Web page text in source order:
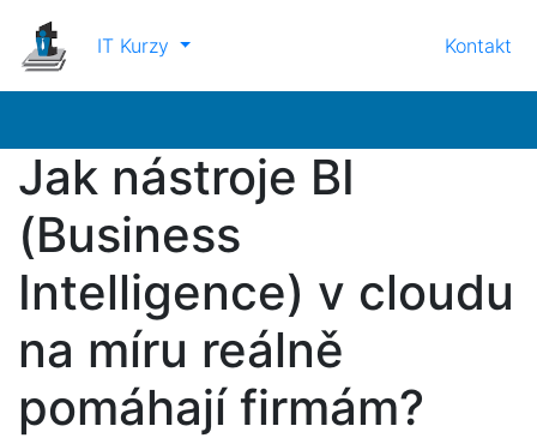
IT Kurzy Kontakt
Jak nástroje BI
(Business
Intelligence) v cloudu
na míru reálně
pomáhají firmám?